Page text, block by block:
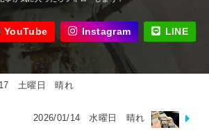
YouTube Instagram LINE
17 土曜日 晴れ
2026/01/14 水曜日 晴れ